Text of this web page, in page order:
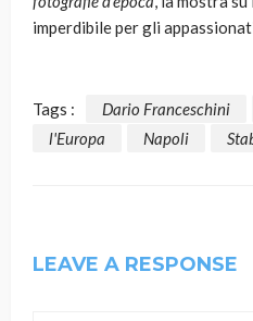
imperdibile per gli
Tags : Dario Franceschini
l'Europa
Napoli
LEAVE A RESPONSE